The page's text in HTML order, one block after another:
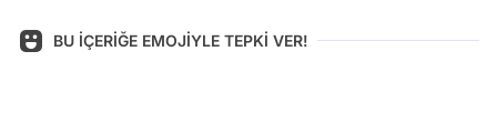
BU İÇERİĞE EMOJİYLE TEPKİ VER!